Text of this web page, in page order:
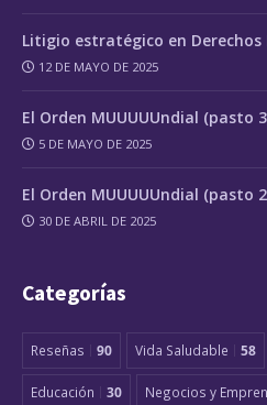
Litigio estratégico en Derechos
12 DE MAYO DE 2025
El Orden MUUUUUndial (pasto
5 DE MAYO DE 2025
El Orden MUUUUUndial (pasto
30 DE ABRIL DE 2025
Categorías
Reseñas 90 Vida Saludable 58
Educación 30 Negocios y